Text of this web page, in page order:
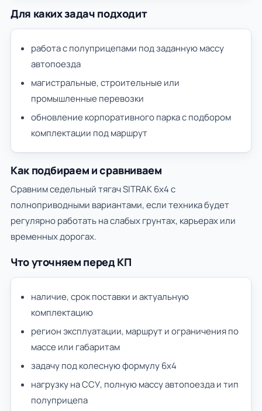
Для каких задач подходит
работа с полуприцепами под заданную массу
автопоезда
магистральные, строительные или
промышленные перевозки
обновление корпоративного парка с подбором
комплектации под маршрут
Как подбираем и сравниваем
Сравним седельный тягач SITRAK 6х4 с
полноприводными вариантами, если техника будет
регулярно работать на слабых грунтах, карьерах или
временных дорогах.
Что уточняем перед КП
наличие, срок поставки и актуальную
комплектацию
регион эксплуатации, маршрут и ограничения по
массе или габаритам
задачу под колесную формулу 6х4
нагрузку на ССУ, полную массу автопоезда и тип
полуприцепа